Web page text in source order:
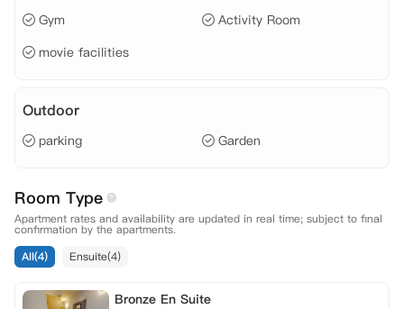
Gym
Activity Room
movie facilities
Outdoor
parking Garden
Room Type
Apartment rates and availability are updated in real time; subject to final
confirmation by the apartments.
All(4)
Ensuite(4)
Bronze En Suite